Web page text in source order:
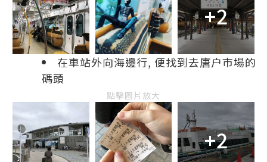
+2
在車站外向海邊行, 便找到去唐户市場的
碼頭
點擊圖片放大
+2